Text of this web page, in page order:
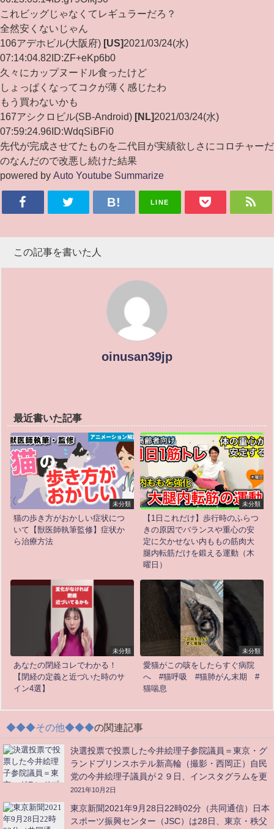
これビッグじゃなくてレギュラーだろ？
全然安くないじゃん
106アデホビル(大阪府) [US]2021/03/24(水)
07:14:04.82 ID:ZF+eKp6b0
久々にカップヌードル食ったけど
しょっぱくなってコクが薄く感じたわ
もう買わないかも
167アシクロビル(SB-Android) [NL]2021/03/24(水)
07:59:24.96 ID:WdqSiBFi0
先代が完成させてたものを二代目が実績欲しさにコロチャーだ
のなんだので改悪し続けた結果
powered by Auto Youtube Summarize
LINE
この記事を書いた人
oinusan39jp
最近書いた記事
未分類
猫の歩き方がおかしい症状につ
いて【獣医師執筆監修】症状か
ら治療方法
未分類
【1日これだけ】歩行時のふらつ
きの原因でバランスや重心の安
定に欠かせない内ももの筋肉大
腿内転筋だけを鍛える運動（木
曜日）
未分類
あなたの閉経コレでわかる！
【閉経の定義と近づいた時のサ
イン4選】
未分類
愛猫がこの咳をしたらすぐ病院
へ #猫呼吸 #猫肺がん末期 #
猫喘息
◆◆◆その他◆◆◆の関連記事
決選投票で投票した今井絵理子参院議員＝東京・グ
ランドプリンスホテル新高輪（撮影・西岡正）自民
党の今井絵理子議員が２９日、インスタグラムを更
新
2021年10月2日
東京新聞2021年9月28日22時02分（共同通信）日本
スポーツ振興センター（JSC）は28日、東京・秩父